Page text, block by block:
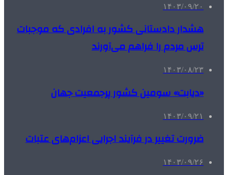
۱۴۰۳/۰۹/۲۰
هشدار دادستانی کشور به افرادی که موجبات
ترس مردم را فراهم می‌آورند
۱۴۰۳/۰۸/۲۳
«دیابت» سومین کشور پرجمعیت جهان
۱۴۰۳/۰۹/۲۱
ضرورت تغییر در فرآیند اجرایی اعزام‌های عتبات
۱۴۰۳/۰۹/۲۶